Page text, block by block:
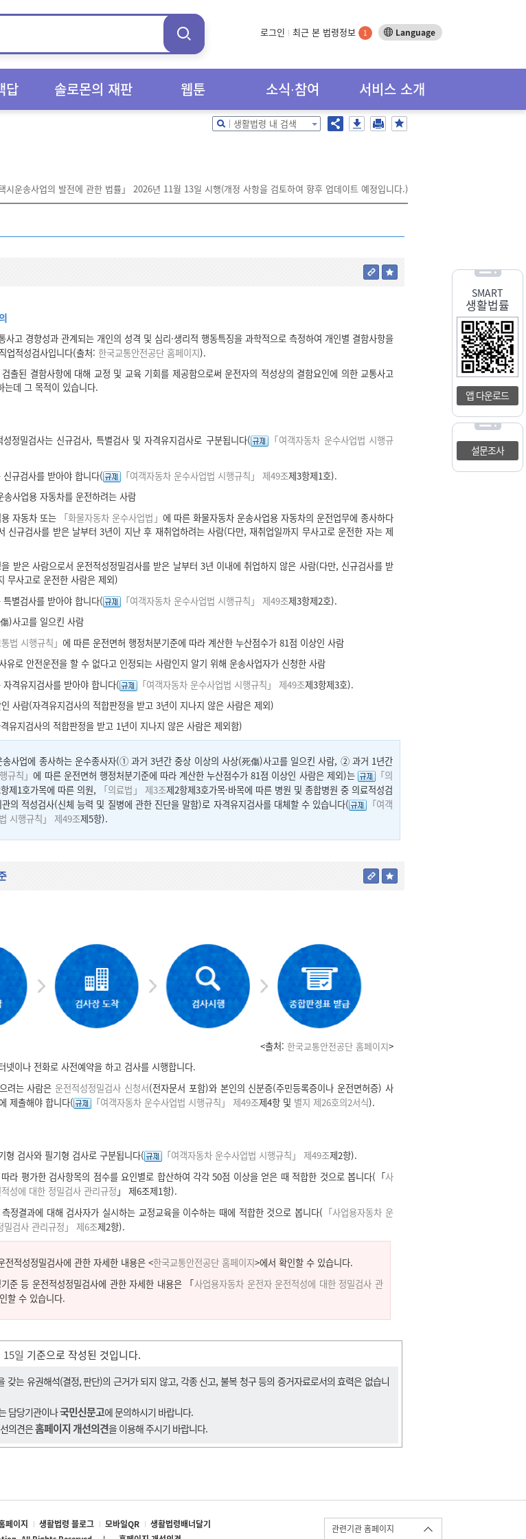
로그인 최근 본 법령정보 1 Language
답 솔로몬의 재판 웹툰 소식∙참여 서비스 소개
SMART
생활법률
앱 다운로드
설문조사
생활법령 내 검색
택시운송사업의 발전에 관한 법률」 2026년 11월 13일 시행(개정 사항을 검토하여 향후 업데이트 예정입니다.)
사고 경향성과 관계되는 개인의 성격 및 심리·생리적 행동특징을 과학적으로 측정하여 개인별 결함사항을
업적성검사입니다(출처: 한국교통안전공단 홈페이지).
출된 결함사항에 대해 교정 및 교육 기회를 제공함으로써 운전자의 적성상의 결함요인에 의한 교통사고
는데 그 목적이 있습니다.
정밀검사는 신규검사, 특별검사 및 자격유지검사로 구분됩니다(
「여객자동차 운수사업법 시행규
규검사를 받아야 합니다(
「여객자동차 운수사업법 시행규칙」 제49조제3항제1호).
송사업용 자동차를 운전하려는 사람
자동차 또는
「화물자동차 운수사업법」 에 따른 화물자동차 운송사업용 자동차의 운전업무에 종사하다
신규검사를 받은 날부터 3년이 지난 후 재취업하려는 사람(다만, 재취업일까지 무사고로 운전한 자는 제
받은 사람으로서 운전적성정밀검사를 받은 날부터 3년 이내에 취업하지 않은 사람(다만, 신규검사를 받
무사고로 운전한 사람은 제외)
별검사를 받아야 합니다(
「여객자동차 운수사업법 시행규칙」 제49조제3항제2호).
)사고를 일으킨 사람
통법 시행규칙」 에 따른 운전면허 행정처분기준에 따라 계산한 누산점수가 81점 이상인 사람
유로 안전운전을 할 수 없다고 인정되는 사람인지 알기 위해 운송사업자가 신청한 사람
격유지검사를 받아야 합니다(
「여객자동차 운수사업법 시행규칙」 제49조제3항제3호).
사람(자격유지검사의 적합판정을 받고 3년이 지나지 않은 사람은 제외)
유지검사의 적합판정을 받고 1년이 지나지 않은 사람은 제외함)
사업에 종사하는 운수종사자(① 과거 3년간 중상 이상의 사상(死傷)사고를 일으킨 사람, ② 과거 1년간
규칙」에 따른 운전면허 행정처분기준에 따라 계산한 누산점수가 81점 이상인 사람은 제외)는
「의
제1호가목에 따른 의원, 「의료법」 제3조제2항제3호가목·바목에 따른 병원 및 종합병원 중 의료적성검
의 적성검사(신체 능력 및 질병에 관한 진단을 말함)로 자격유지검사를 대체할 수 있습니다(
「여객
시행규칙」 제49조제5항).
<출처: 한국교통안전공단 홈페이지>
넷이나 전화로 사전예약을 하고 검사를 시행합니다.
려는 사람은 운전적성정밀검사 신청서(전자문서 포함)와 본인의 신분증(주민등록증이나 운전면허증) 사
제출해야 합니다(
「여객자동차 운수사업법 시행규칙」 제49조제4항 및 별지 제26호의2서식).
형 검사와 필기형 검사로 구분됩니다( 「여객자동차 운수사업법 시행규칙」 제49조제2항).
라 평가한 검사항목의 점수를 요인별로 합산하여 각각 50점 이상을 얻은 때 적합한 것으로 봅니다(「사
성에 대한 정밀검사 관리규정 」 제6조제1항).
정결과에 대해 검사자가 실시하는 교정교육을 이수하는 때에 적합한 것으로 봅니다( 「사업용자동차 운
밀검사 관리규정」 제6조제2항).
적성정밀검사에 관한 자세한 내용은 <한국교통안전공단 홈페이지>에서 확인할 수 있습니다.
준 등 운전적성정밀검사에 관한 자세한 내용은 「사업용자동차 운전자 운전적성에 대한 정밀검사 관
할 수 있습니다.
일 기준으로 작성된 것입니다.
갖는 유권해석(결정, 판단)의 근거가 되지 않고, 각종 신고, 불복 청구 등의 증거자료로서의 효력은 없습니
담당기관이나국민신문고에 문의하시기 바랍니다.
의견은홈페이지 개선의견을 이용해 주시기 바랍니다.
페이지 생활법령 블로그 모바일QR 생활법령배너달기 관련기관 홈페이지